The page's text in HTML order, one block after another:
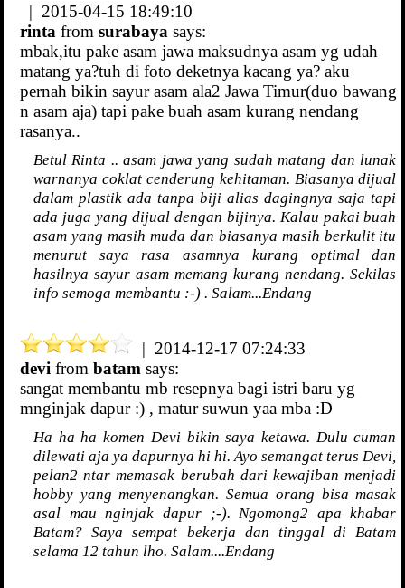
| 2015-04-15 18:49:10
rinta from surabaya says:
mbak,itu pake asam jawa maksudnya asam yg udah
matang ya?tuh di foto deketnya kacang ya? aku
pernah bikin sayur asam ala2 Jawa Timur(duo bawang
n asam aja) tapi pake buah asam kurang nendang
rasanya..
Betul Rinta .. asam jawa yang sudah matang dan lunak
warnanya coklat cenderung kehitaman. Biasanya dijual
dalam plastik ada tanpa biji alias dagingnya saja tapi
ada juga yang dijual dengan bijinya. Kalau pakai buah
asam yang masih muda dan biasanya masih berkulit itu
menurut saya rasa asamnya kurang optimal dan
hasilnya sayur asam memang kurang nendang. Sekilas
info semoga membantu :-) . Salam...Endang
| 2014-12-17 07:24:33
devi from batam says:
sangat membantu mb resepnya bagi istri baru yg
mnginjak dapur :) , matur suwun yaa mba :D
Ha ha ha komen Devi bikin saya ketawa. Dulu cuman
dilewati aja ya dapurnya hi hi. Ayo semangat terus Devi,
pelan2 ntar memasak berubah dari kewajiban menjadi
hobby yang menyenangkan. Semua orang bisa masak
asal mau nginjak dapur ;-). Ngomong2 apa khabar
Batam? Saya sempat bekerja dan tinggal di Batam
selama 12 tahun lho. Salam....Endang